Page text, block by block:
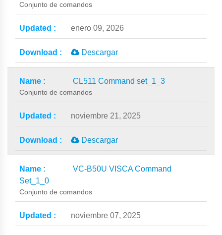
Conjunto de comandos
enero 09, 2026
Descargar
CL511 Command set_1_3
Conjunto de comandos
noviembre 21, 2025
Descargar
VC-B50U VISCA Command
Set_1_0
Conjunto de comandos
noviembre 07, 2025